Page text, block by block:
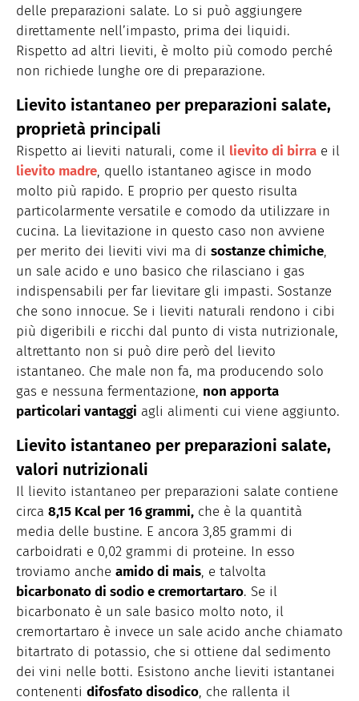
delle preparazioni salate. Lo si può aggiungere
direttamente nell’impasto, prima dei liquidi.
Rispetto ad altri lieviti, è molto più comodo perché
non richiede lunghe ore di preparazione.
Lievito istantaneo per preparazioni salate,
proprietà principali
Rispetto ai lieviti naturali, come il lievito di birra e il
lievito madre, quello istantaneo agisce in modo
molto più rapido. E proprio per questo risulta
particolarmente versatile e comodo da utilizzare in
cucina. La lievitazione in questo caso non avviene
per merito dei lieviti vivi ma di sostanze chimiche,
un sale acido e uno basico che rilasciano i gas
indispensabili per far lievitare gli impasti. Sostanze
che sono innocue. Se i lieviti naturali rendono i cibi
più digeribili e ricchi dal punto di vista nutrizionale,
altrettanto non si può dire però del lievito
istantaneo. Che male non fa, ma producendo solo
gas e nessuna fermentazione, non apporta
particolari vantaggi agli alimenti cui viene aggiunto.
Lievito istantaneo per preparazioni salate,
valori nutrizionali
Il lievito istantaneo per preparazioni salate contiene
circa 8,15 Kcal per 16 grammi, che è la quantità
media delle bustine. E ancora 3,85 grammi di
carboidrati e 0,02 grammi di proteine. In esso
troviamo anche amido di mais, e talvolta
bicarbonato di sodio e cremortartaro. Se il
bicarbonato è un sale basico molto noto, il
cremortartaro è invece un sale acido anche chiamato
bitartrato di potassio, che si ottiene dal sedimento
dei vini nelle botti. Esistono anche lieviti istantanei
contenenti difosfato disodico, che rallenta il